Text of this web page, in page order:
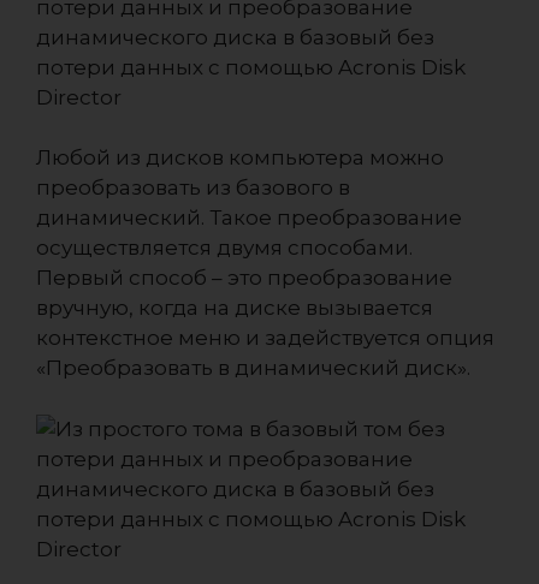
Любой из дисков компьютера можно
преобразовать из базового в
динамический. Такое преобразование
осуществляется двумя способами.
Первый способ – это преобразование
вручную, когда на диске вызывается
контекстное меню и задействуется опция
«Преобразовать в динамический диск».